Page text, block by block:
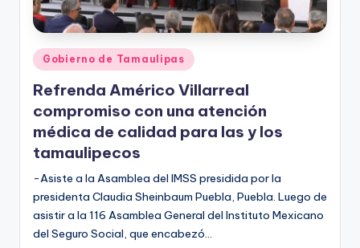
Publicado
en
Gobierno de Tamaulipas
Refrenda Américo Villarreal
compromiso con una atención
médica de calidad para las y los
tamaulipecos
-Asiste a la Asamblea del IMSS presidida por la
presidenta Claudia Sheinbaum Puebla, Puebla. Luego de
asistir a la 116 Asamblea General del Instituto Mexicano
del Seguro Social, que encabezó…